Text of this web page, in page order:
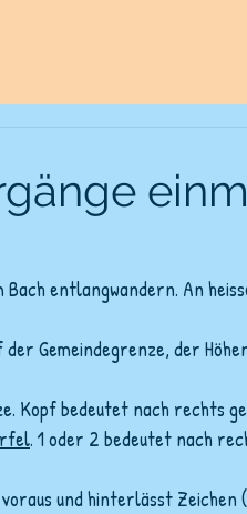
Bach entlangwandern. An
Gemeindegrenze, der
Kopf bedeutet nach rechts
. 1 oder 2 bedeutet nach
und hinterlässt Zeichen